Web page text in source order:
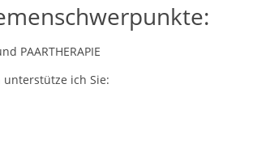
PAARTHERAPIE
unterstütze ich Sie: